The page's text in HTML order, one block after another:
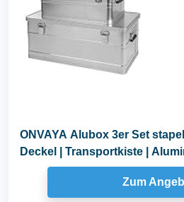
ONVAYA Alubox 3er Set
Deckel | Transportkiste |
Zum